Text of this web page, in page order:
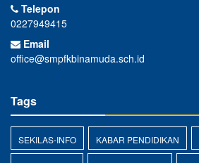
Telepon
0227949415
Email
office@smpfkbinamuda.sch.id
Tags
SEKILAS-INFO KABAR PENDIDIKAN